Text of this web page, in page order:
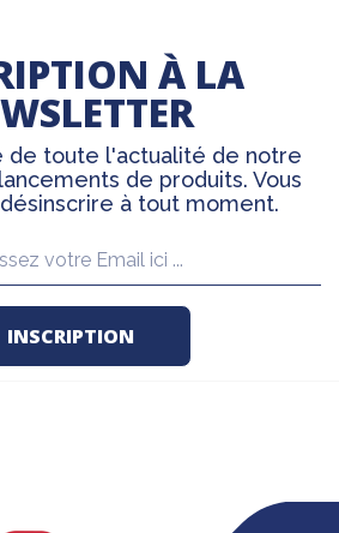
À LA
de toute l'actualité de notre
de produits. Vous
à tout moment.